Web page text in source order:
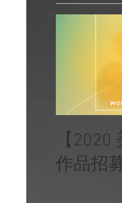
【2020
作品招募